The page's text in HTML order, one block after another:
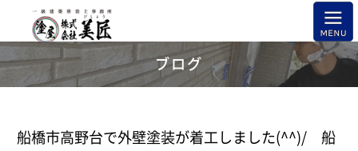
ブログ
船橋市高野台で外壁塗装が着工しました(^^)/ 船